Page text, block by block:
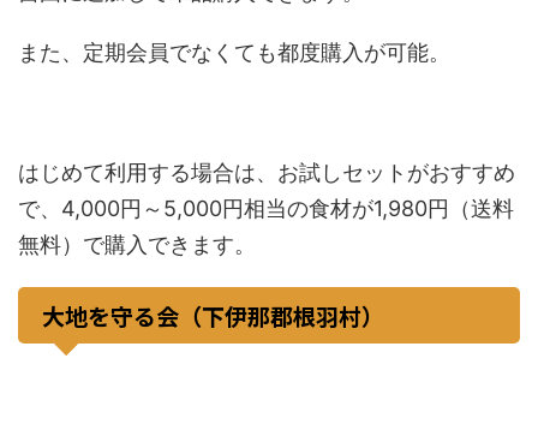
また、定期会員でなくても都度購入が可能。
はじめて利用する場合は、お試しセットがおすすめ
で、4,000円～5,000円相当の食材が1,980円（送料
無料）で購入できます。
大地を守る会（下伊那郡根羽村）